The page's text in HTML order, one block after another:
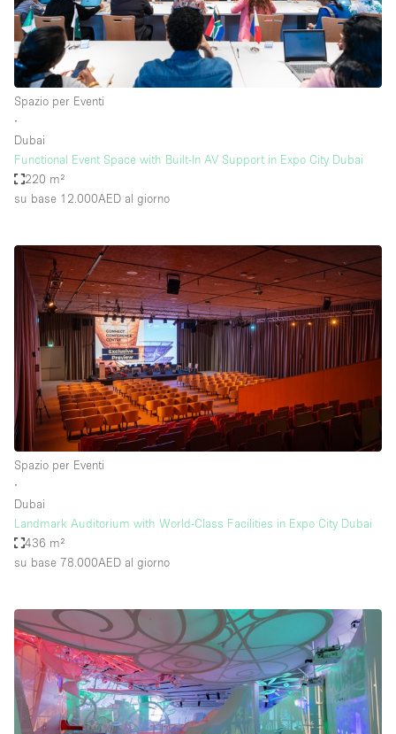
Spazio per Eventi
∙
Dubai
Functional Event Space with Built-In AV Support in Expo City Dubai
220 m²
su base 12.000AED al giorno
Spazio per Eventi
∙
Dubai
Landmark Auditorium with World-Class Facilities in Expo City Dubai
436 m²
su base 78.000AED al giorno